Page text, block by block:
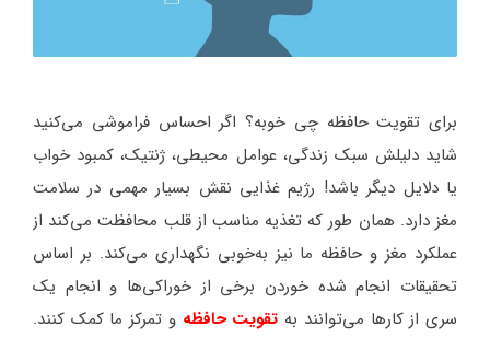
برای تقویت حافظه چی خوبه؟ اگر احساس فراموشی می‌کنید
شاید دلیلش سبک زندگی، عوامل محیطی، ژنتیک، کمبود خواب
یا دلایل دیگر باشد! رژیم غذایی نقش بسیار مهمی در سلامت
مغز دارد. همان طور که تغذیه مناسب از قلب محافظت می‌کند از
عملکرد مغز و حافظه ما نیز به‌خوبی نگهداری می‌کند. بر اساس
تحقیقات انجام شده خوردن برخی از خوراکی‌ها و انجام یک
سری از کارها می‌توانند به تقویت حافظه و تمرکز ما کمک کنند.